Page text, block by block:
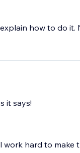
how to do it.
it says!
hard to make